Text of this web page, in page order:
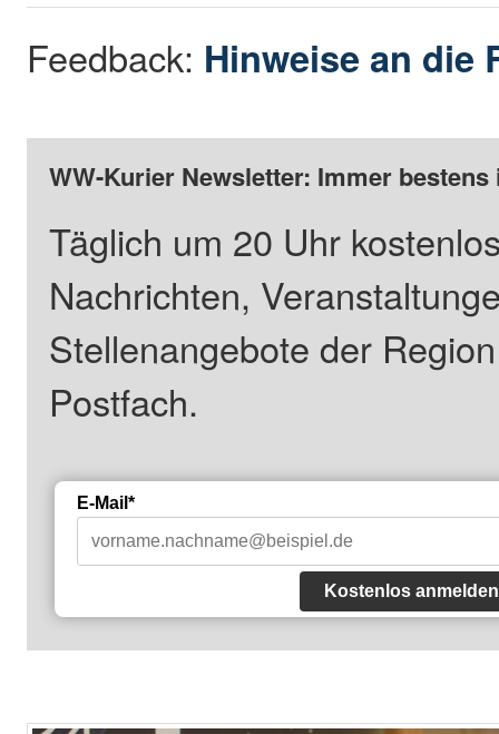
Feedback: Hinweise an die
WW-Kurier Newsletter: Immer
Täglich um 20 Uhr
Nachrichten,
Stellenangebote der
Postfach.
E-Mail*
Kostenlos anmelden